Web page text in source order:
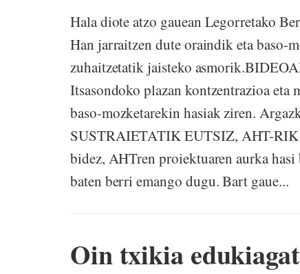
Hala diote atzo gauean Legorretako
Han jarraitzen dute oraindik eta baso-
zuhaitzetatik jaisteko
Itsasondoko plazan kontzentrazioa eta
baso-mozketarekin hasiak ziren.
SUSTRAIETATIK EUTSIZ, AHT-
bidez, AHTren proiektuaren aurka
baten berri emango dugu. Bart gaue...
Oin txikia